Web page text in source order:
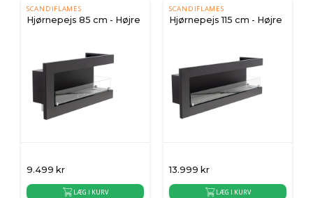
SCANDIFLAMES
Hjørnepejs 85 cm - Højre
9.499 kr
LÆG I KURV
SCANDIFLAMES
Hjørnepejs 115 cm - Højre
13.999 kr
LÆG I KURV